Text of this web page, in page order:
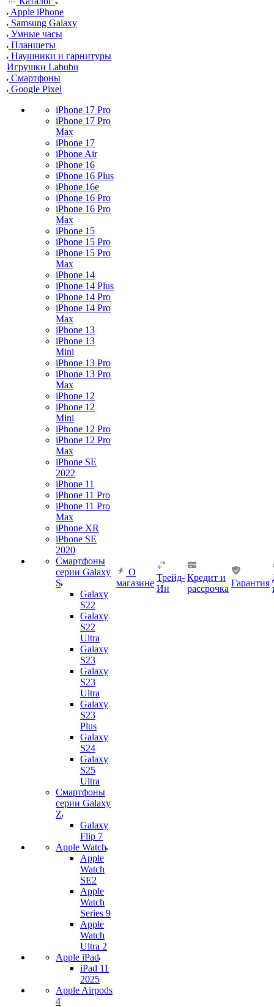
Apple iPhone
Samsung Galaxy
Умные часы
Планшеты
Наушники и гарнитуры
Игрушки Labubu
Смартфоны
Google Pixel
iPhone 17 Pro
iPhone 17 Pro
Max
iPhone 17
iPhone Air
iPhone 16
iPhone 16 Plus
iPhone 16e
iPhone 16 Pro
iPhone 16 Pro
Max
iPhone 15
iPhone 15 Pro
iPhone 15 Pro
Max
iPhone 14
iPhone 14 Plus
iPhone 14 Pro
iPhone 14 Pro
Max
iPhone 13
iPhone 13
Mini
iPhone 13 Pro
iPhone 13 Pro
Max
iPhone 12
iPhone 12
Mini
iPhone 12 Pro
iPhone 12 Pro
Max
iPhone SE
2022
iPhone 11
iPhone 11 Pro
iPhone 11 Pro
Max
iPhone XR
iPhone SE
2020
Смартфоны
серии Galaxy
S
Galaxy
S22
Galaxy
S22
Ultra
Galaxy
S23
Galaxy
S23
Ultra
Galaxy
S23
Plus
Galaxy
S24
Galaxy
S25
Ultra
Смартфоны
серии Galaxy
Z
Galaxy
Flip 7
Apple Watch
Apple
Watch
SE2
Apple
Watch
Series 9
Apple
Watch
Ultra 2
Apple iPad
iPad 11
2025
Apple Airpods
4
О
магазине
Трейд-
Ин
Кредит и
рассрочка
Гарантия